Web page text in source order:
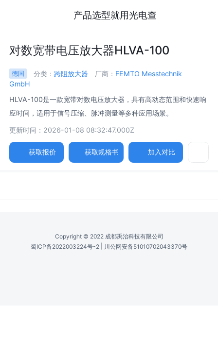
产品选型就用光电查
对数宽带电压放大器HLVA-100
德国 分类： 跨阻放大器 厂商： FEMTO Messtechnik
GmbH
HLVA-100是一款宽带对数电压放大器，具有高动态范围和快速响
应时间，适用于信号压缩、脉冲测量等多种应用场景。
更新时间：2026-01-08 08:32:47.000Z
获取报价 获取规格书 加入对比
Copyright © 2022 成都禹治科技有限公司
蜀ICP备2022003224号-2
川公网安备51010702043370号